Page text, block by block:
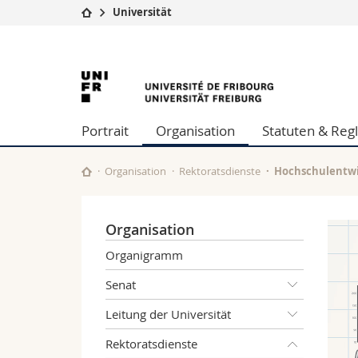
Studium
Campus
Universität
Weiterbildung
Theologische
Philosophische
Fak. für
Math.-Nat. und
Universität
Universität
Freiburg
Portrait Organisation Statuten &
Organisation Rektoratsdienste
Organisation
Organigramm
Senat
Leitung der Universität
Rektoratsdienste